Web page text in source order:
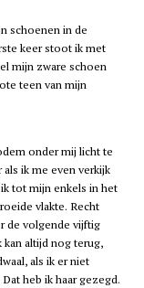
schoenen in de
keer stoot ik met
mijn zware schoen
teen van mijn
onder mij licht te
ik me even verkijk
tot mijn enkels in het
vlakte. Recht
de volgende vijftig
altijd nog terug,
als ik er niet
heb ik haar gezegd.